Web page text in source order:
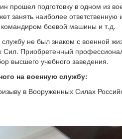
подготовку в одном из
занять наиболее ответственную
командиром боевой машины и т.д.
не был знаком с военной
Сил. Приобретенный
высшего учебного заведения.
на военную службу:
в Вооруженных Силах